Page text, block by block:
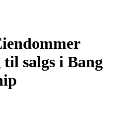
salgs i Bang